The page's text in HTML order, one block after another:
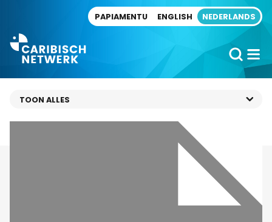
PAPIAMENTU ENGLISH NEDERLANDS